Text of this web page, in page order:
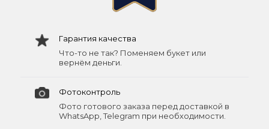
Гарантия качества
Что-то не так? Поменяем букет или
вернём деньги.
Фотоконтроль
Фото готового заказа перед доставкой в
WhatsApp, Telegram при необходимости.